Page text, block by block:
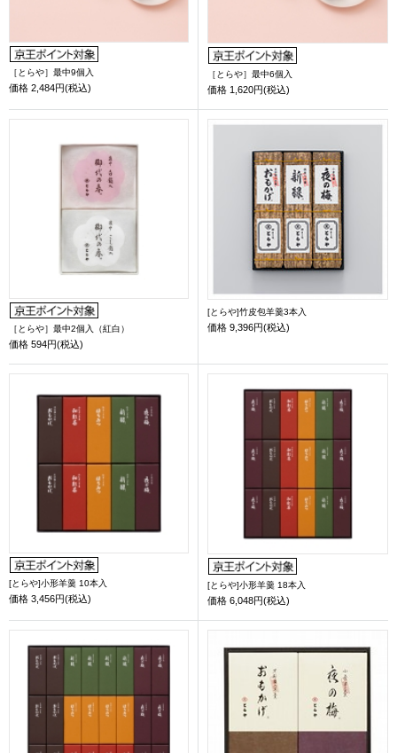
［とらや］最中9個入
価格 2,484円(税込)
［とらや］最中6個入
価格 1,620円(税込)
［とらや］最中2個入（紅白）
価格 594円(税込)
[とらや]竹皮包羊羹3本入
価格 9,396円(税込)
[とらや]小形羊羹 10本入
価格 3,456円(税込)
[とらや]小形羊羹 18本入
価格 6,048円(税込)